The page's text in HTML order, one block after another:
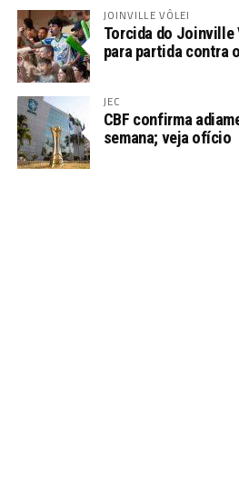
JOINVILLE VÔLEI
Torcida do
para partida contra
JEC
CBF confirma
semana; veja ofício